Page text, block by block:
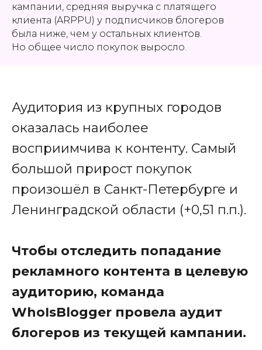
кампании, средняя выручка с платящего
клиента (ARPPU) у подписчиков блогеров
была ниже, чем у остальных клиентов.
Но общее число покупок выросло.
Аудитория из крупных городов
оказалась наиболее
восприимчива к контенту. Самый
большой прирост покупок
произошёл в Санкт-Петербурге и
Ленинградской области (+0,51 п.п.).
Чтобы отследить попадание
рекламного контента в целевую
аудиторию, команда
WhoIsBlogger провела аудит
блогеров из текущей кампании.